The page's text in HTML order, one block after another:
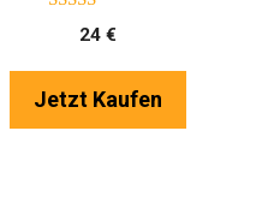
5.00
von 5
24 €
Jetzt Kaufen